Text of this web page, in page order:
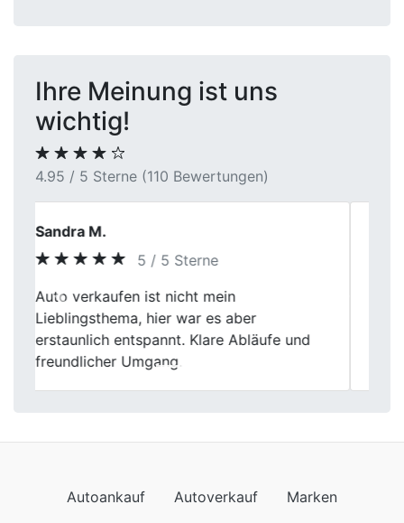
Ihre Meinung ist uns
wichtig!
4.95 / 5 Sterne (110 Bewertungen)
Andy
5 / 5 Sterne
Bei Fischer Autoankauf wurde mein
Gebrauchtwagen fair bewertet und prompt
abgeholt. Die Abwicklung verlief
reibungslos.
Previous
Autoankauf Autoverkauf
Marken